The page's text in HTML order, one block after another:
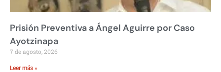
Prisión Preventiva a Ángel Aguirre por Caso
Ayotzinapa
7 de agosto, 2026
Leer más »